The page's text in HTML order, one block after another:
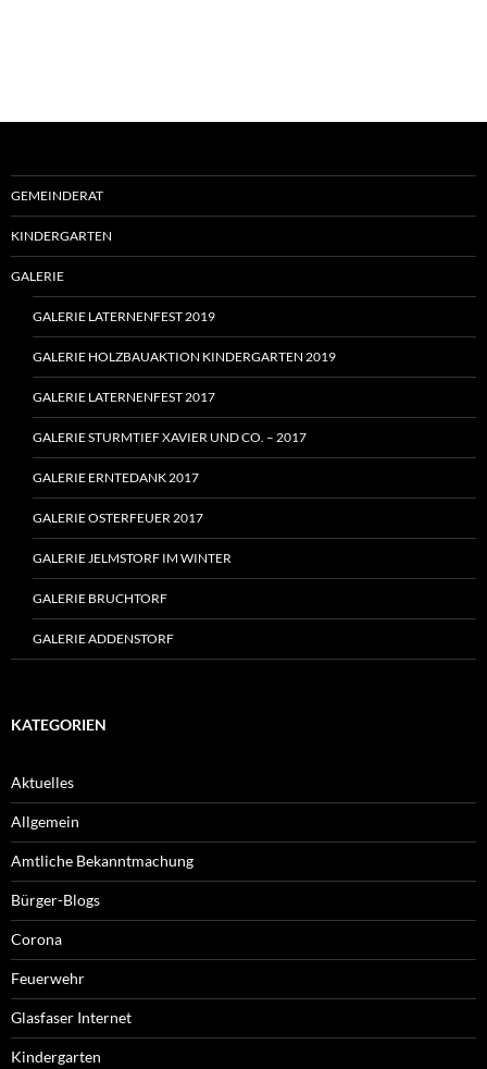
GEMEINDERAT
KINDERGARTEN
GALERIE
GALERIE LATERNENFEST 2019
GALERIE HOLZBAUAKTION KINDERGARTEN 2019
GALERIE LATERNENFEST 2017
GALERIE STURMTIEF XAVIER UND CO. – 2017
GALERIE ERNTEDANK 2017
GALERIE OSTERFEUER 2017
GALERIE JELMSTORF IM WINTER
GALERIE BRUCHTORF
GALERIE ADDENSTORF
KATEGORIEN
Aktuelles
Allgemein
Amtliche Bekanntmachung
Bürger-Blogs
Corona
Feuerwehr
Glasfaser Internet
Kindergarten